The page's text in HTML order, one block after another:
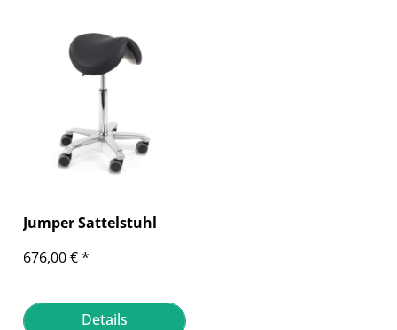
Jumper Sattelstuhl
676,00 € *
Details